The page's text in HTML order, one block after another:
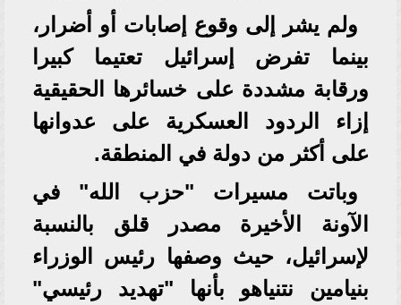
ولم يشر إلى وقوع إصابات أو أضرار،
بينما تفرض إسرائيل تعتيما كبيرا
ورقابة مشددة على خسائرها الحقيقية
إزاء الردود العسكرية على عدوانها
على أكثر من دولة في المنطقة.
وباتت مسيرات "حزب الله" في
الآونة الأخيرة مصدر قلق بالنسبة
لإسرائيل، حيث وصفها رئيس الوزراء
بنيامين نتنياهو بأنها "تهديد رئيسي"